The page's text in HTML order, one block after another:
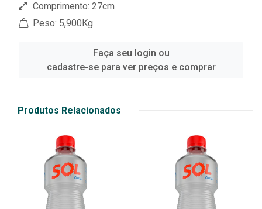
Comprimento: 27cm
Peso: 5,900Kg
Faça seu login ou
cadastre-se para ver preços e comprar
Produtos Relacionados